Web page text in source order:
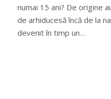
numai 15 ani? De origine
de arhiducesă încă de la
devenit în timp un…